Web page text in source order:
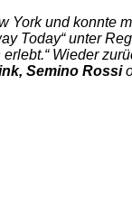
York und konnte
Today“ unter
Wieder
Semino Rossi